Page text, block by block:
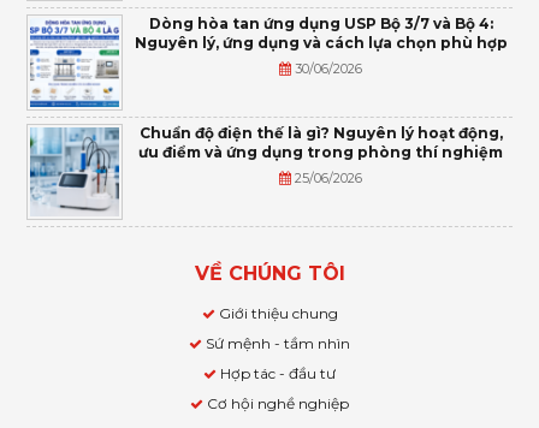
Dòng hòa tan ứng dụng USP Bộ 3/7 và Bộ 4:
Nguyên lý, ứng dụng và cách lựa chọn phù hợp
30/06/2026
Chuẩn độ điện thế là gì? Nguyên lý hoạt động,
ưu điểm và ứng dụng trong phòng thí nghiệm
25/06/2026
VỀ CHÚNG TÔI
Giới thiệu chung
Sứ mệnh - tầm nhìn
Hợp tác - đầu tư
Cơ hội nghề nghiệp